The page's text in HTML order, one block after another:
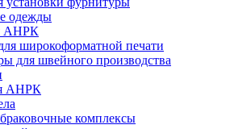
одежды
АНРК
широкоформатной печати
для швейного производства
АНРК
комплексы